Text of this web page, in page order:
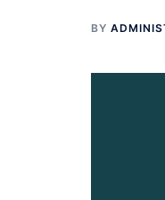
BY